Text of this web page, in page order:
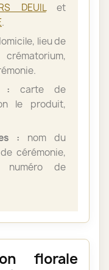
DEUILet
.
lieu de
: carte de
le produit,
: nom du
cérémonie,
numéro de
florale